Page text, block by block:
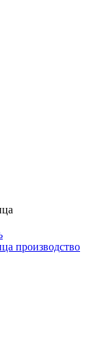
производство